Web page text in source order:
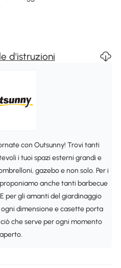
d'istruzioni
con Outsunny! Trovi tanti
i tuoi spazi esterni grandi e
gazebo e non solo. Per i
anche tanti barbecue
per gli amanti del giardinaggio
dimensione e casette porta
che serve per ogni momento